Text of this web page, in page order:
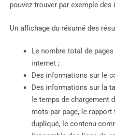
pouvez trouver par exemple
Un affichage du résumé des
Le nombre total de
internet ;
Des informations sur le
Des informations sur la
le temps de chargement
mots par page, le
dupliqué, le contenu